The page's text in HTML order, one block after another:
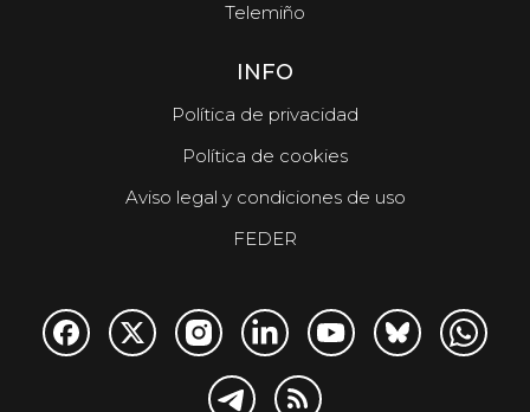
Telemiño
INFO
Política de privacidad
Política de cookies
Aviso legal y condiciones de uso
FEDER